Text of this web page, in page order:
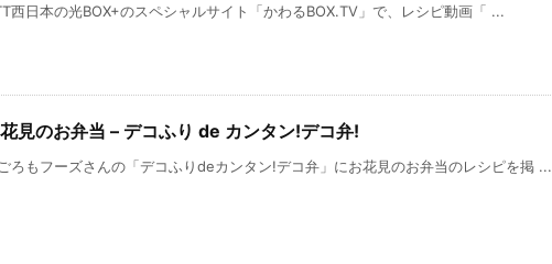
西日本の光BOX+のスペシャルサイト「かわるBOX.TV」で、レシピ動画「 ...
見のお弁当 – デコふり de カンタン!デコ弁!
ろもフーズさんの「デコふりdeカンタン!デコ弁」にお花見のお弁当のレシピを掲 ...